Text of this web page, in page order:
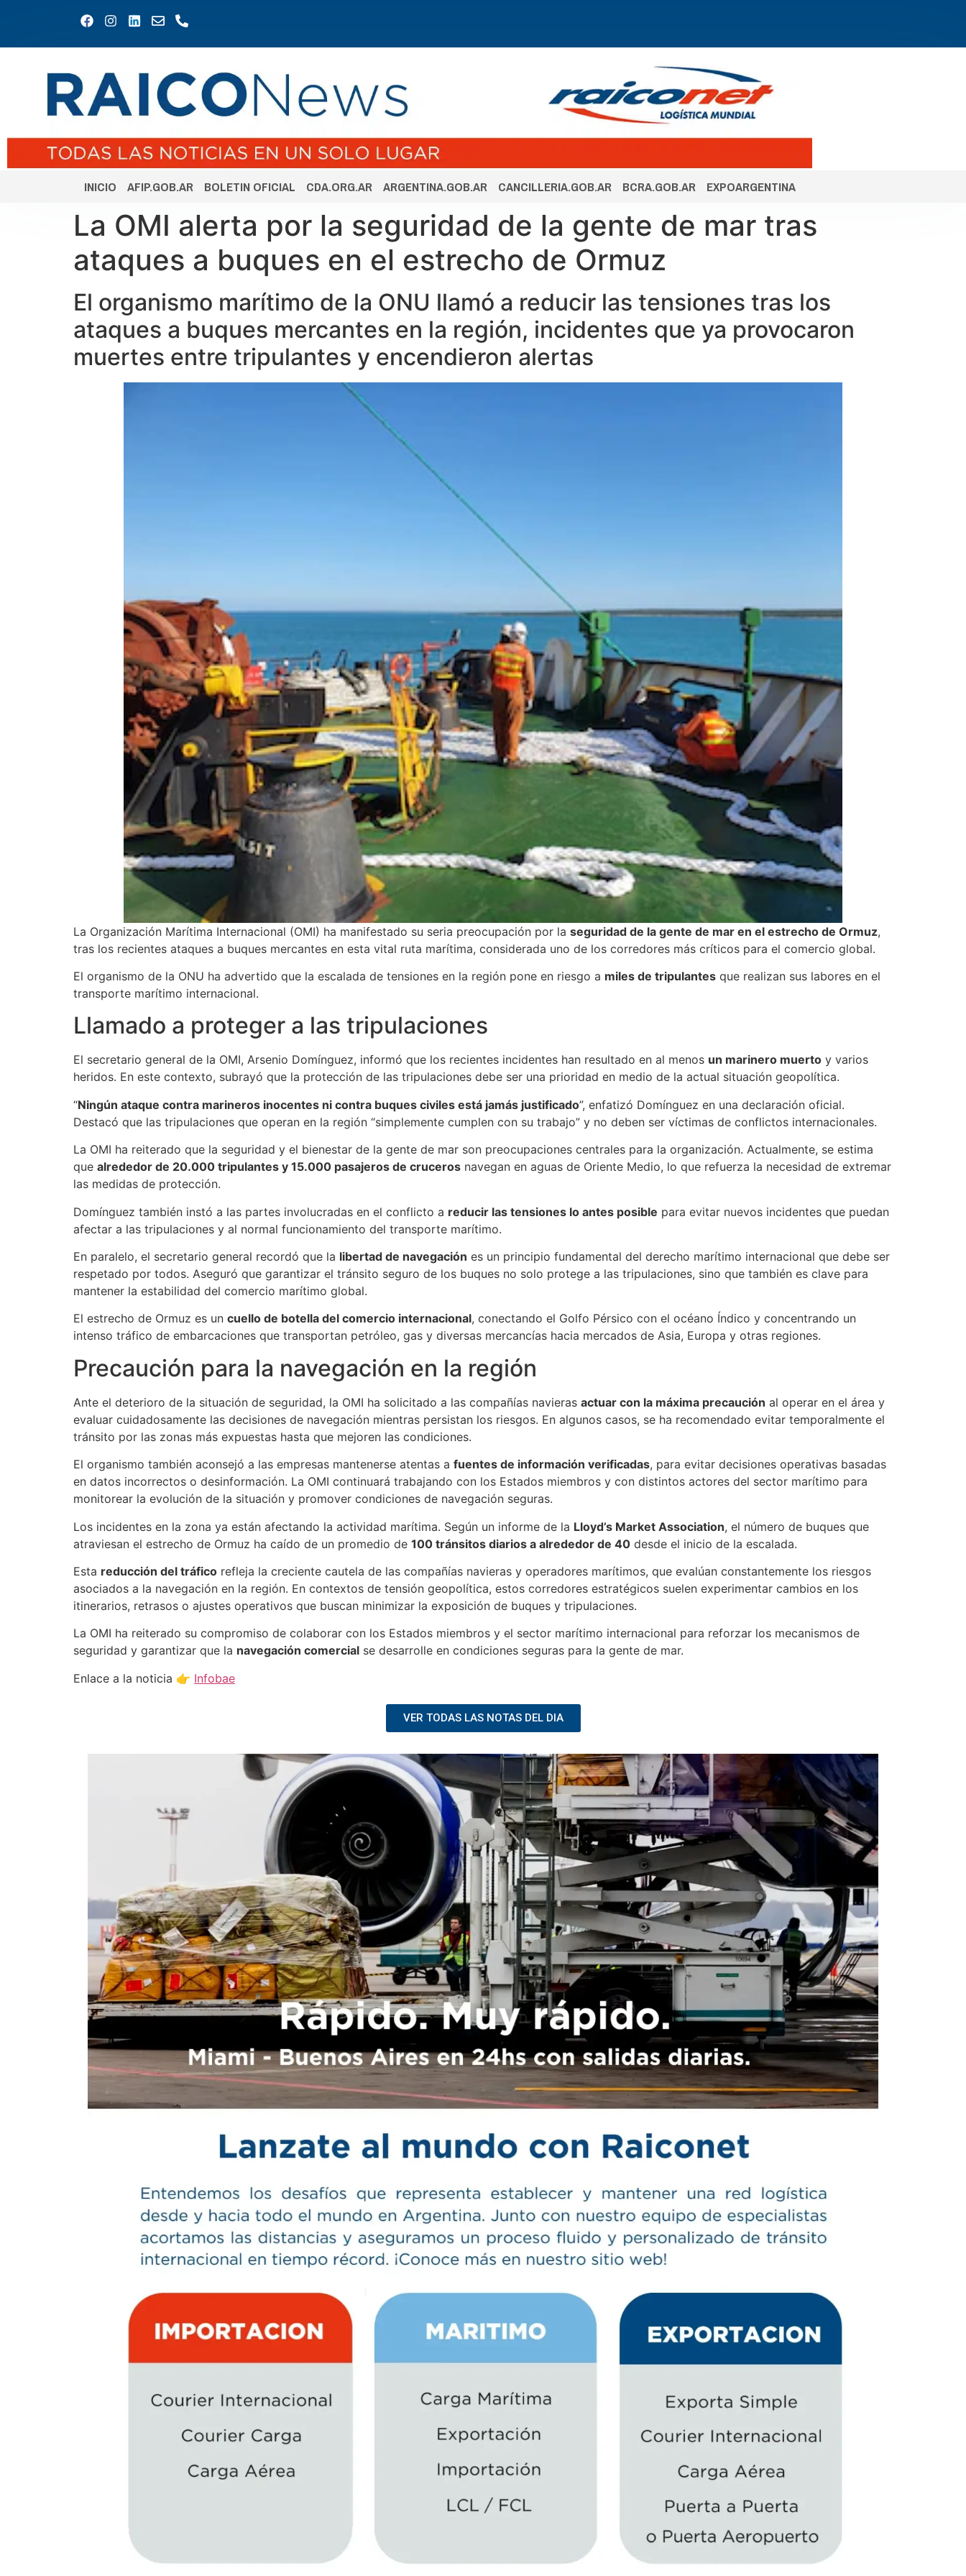
INICIO AFIP.GOB.AR BOLETIN OFICIAL CDA.ORG.AR ARGENTINA.GOB.AR CANCILLERIA.GOB.AR BCRA.GOB.AR EXPOARGENTINA
La OMI alerta por la seguridad de la gente de mar tras
ataques a buques en el estrecho de Ormuz
El organismo marítimo de la ONU llamó a reducir las tensiones tras los
ataques a buques mercantes en la región, incidentes que ya provocaron
muertes entre tripulantes y encendieron alertas
La Organización Marítima Internacional (OMI) ha manifestado su seria preocupación por la seguridad de la gente de mar en el estrecho de Ormuz,
tras los recientes ataques a buques mercantes en esta vital ruta marítima, considerada uno de los corredores más críticos para el comercio global.
El organismo de la ONU ha advertido que la escalada de tensiones en la región pone en riesgo a miles de tripulantes que realizan sus labores en el
transporte marítimo internacional.
Llamado a proteger a las tripulaciones
El secretario general de la OMI, Arsenio Domínguez, informó que los recientes incidentes han resultado en al menos un marinero muerto y varios
heridos. En este contexto, subrayó que la protección de las tripulaciones debe ser una prioridad en medio de la actual situación geopolítica.
“Ningún ataque contra marineros inocentes ni contra buques civiles está jamás justificado”, enfatizó Domínguez en una declaración oficial.
Destacó que las tripulaciones que operan en la región “simplemente cumplen con su trabajo” y no deben ser víctimas de conflictos internacionales.
La OMI ha reiterado que la seguridad y el bienestar de la gente de mar son preocupaciones centrales para la organización. Actualmente, se estima
que alrededor de 20.000 tripulantes y 15.000 pasajeros de cruceros navegan en aguas de Oriente Medio, lo que refuerza la necesidad de extremar
las medidas de protección.
Domínguez también instó a las partes involucradas en el conflicto a reducir las tensiones lo antes posible para evitar nuevos incidentes que puedan
afectar a las tripulaciones y al normal funcionamiento del transporte marítimo.
En paralelo, el secretario general recordó que la libertad de navegación es un principio fundamental del derecho marítimo internacional que debe ser
respetado por todos. Aseguró que garantizar el tránsito seguro de los buques no solo protege a las tripulaciones, sino que también es clave para
mantener la estabilidad del comercio marítimo global.
El estrecho de Ormuz es un cuello de botella del comercio internacional, conectando el Golfo Pérsico con el océano Índico y concentrando un
intenso tráfico de embarcaciones que transportan petróleo, gas y diversas mercancías hacia mercados de Asia, Europa y otras regiones.
Precaución para la navegación en la región
Ante el deterioro de la situación de seguridad, la OMI ha solicitado a las compañías navieras actuar con la máxima precaución al operar en el área y
evaluar cuidadosamente las decisiones de navegación mientras persistan los riesgos. En algunos casos, se ha recomendado evitar temporalmente el
tránsito por las zonas más expuestas hasta que mejoren las condiciones.
El organismo también aconsejó a las empresas mantenerse atentas a fuentes de información verificadas, para evitar decisiones operativas basadas
en datos incorrectos o desinformación. La OMI continuará trabajando con los Estados miembros y con distintos actores del sector marítimo para
monitorear la evolución de la situación y promover condiciones de navegación seguras.
Los incidentes en la zona ya están afectando la actividad marítima. Según un informe de la Lloyd’s Market Association, el número de buques que
atraviesan el estrecho de Ormuz ha caído de un promedio de 100 tránsitos diarios a alrededor de 40 desde el inicio de la escalada.
Esta reducción del tráfico refleja la creciente cautela de las compañías navieras y operadores marítimos, que evalúan constantemente los riesgos
asociados a la navegación en la región. En contextos de tensión geopolítica, estos corredores estratégicos suelen experimentar cambios en los
itinerarios, retrasos o ajustes operativos que buscan minimizar la exposición de buques y tripulaciones.
La OMI ha reiterado su compromiso de colaborar con los Estados miembros y el sector marítimo internacional para reforzar los mecanismos de
seguridad y garantizar que la navegación comercial se desarrolle en condiciones seguras para la gente de mar.
Enlace a la noticia 👉 Infobae
VER TODAS LAS NOTAS DEL DIA